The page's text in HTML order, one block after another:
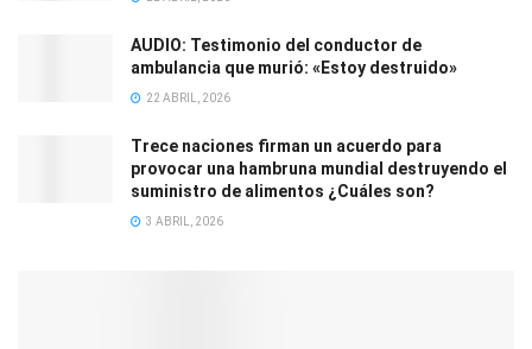
AUDIO: Testimonio del conductor de
ambulancia que murió: «Estoy destruido»
22 ABRIL, 2026
Trece naciones firman un acuerdo para
provocar una hambruna mundial destruyendo el
suministro de alimentos ¿Cuáles son?
3 ABRIL, 2026